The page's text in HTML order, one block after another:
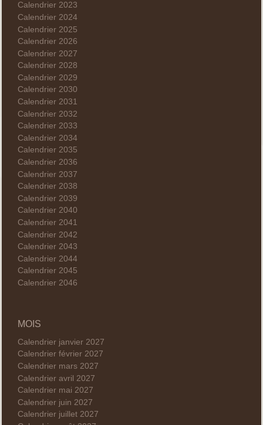
Calendrier 2023
Calendrier 2024
Calendrier 2025
Calendrier 2026
Calendrier 2027
Calendrier 2028
Calendrier 2029
Calendrier 2030
Calendrier 2031
Calendrier 2032
Calendrier 2033
Calendrier 2034
Calendrier 2035
Calendrier 2036
Calendrier 2037
Calendrier 2038
Calendrier 2039
Calendrier 2040
Calendrier 2041
Calendrier 2042
Calendrier 2043
Calendrier 2044
Calendrier 2045
Calendrier 2046
MOIS
Calendrier janvier 2027
Calendrier février 2027
Calendrier mars 2027
Calendrier avril 2027
Calendrier mai 2027
Calendrier juin 2027
Calendrier juillet 2027